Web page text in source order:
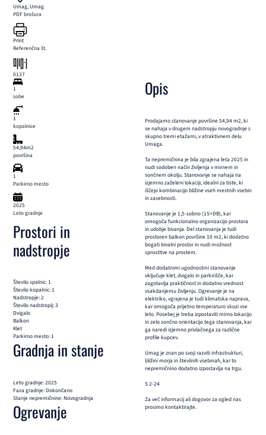
Umag, Umag
PDF brošura
Print
Referenčna št.
0137
1
sobe
1
kopalnice
54,94m2
površina
1
Parkirno mesto
2025
Leto gradnje
Prostori in
nadstropje
Število spalnic: 1
Število kopalnic: 1
Nadstropje: 2
Število nadstropij: 3
Dvigalo
Balkon
Klet
Parkirno mesto: 1
Gradnja in stanje
Leto gradnje: 2025
Faza gradnje: Dokončano
Stanje nepremičnine: Novogradnja
Ogrevanje
Opis
Prodajamo stanovanje površine 54,94 m2, ki
se nahaja v drugem nadstropju novogradnje s
skupno tremi etažami, v atraktivnem delu
Umaga.
Ta nepremičnina je bila zgrajena leta 2025 in
nudi sodoben način življenja v mirnem in
sončnem okolju. Stanovanje se nahaja na
izjemno zaželeni lokaciji, idealni za tiste, ki
iščejo kombinacijo bližine vseh mestnih vsebin
in zasebnosti.
Stanovanje je 1,5-sobno (1S+DB), kar
omogoča funkcionalno organizacijo prostora
in udobje bivanja. Del stanovanja je tudi
prostoren balkon površine 10 m2, ki dodatno
bogati bivalni prostor in nudi možnost
sprostitve na prostem.
Med dodatnimi ugodnostmi stanovanje
vključuje klet, dvigalo in parkirišče, kar
zagotavlja praktičnost in dodatno vrednost
vsakdanjemu življenju. Ogrevanje je na
elektriko, vgrajena je tudi klimatska naprava,
kar omogoča prijetno temperaturo skozi vse
leto. Posebej je treba izpostaviti mirno lokacijo
in zelo sončno orientacijo tega stanovanja, kar
ga naredi izjemno privlačnega za različne
profile kupcev.
Umag je znan po svoji razviti infrastrukturi,
bližini morja in številnih vsebinah, kar to
nepremičnino dodatno izpostavlja na trgu.
S 2-24
Za več informacij ali dogovor za ogled nas
prosimo kontaktirajte.